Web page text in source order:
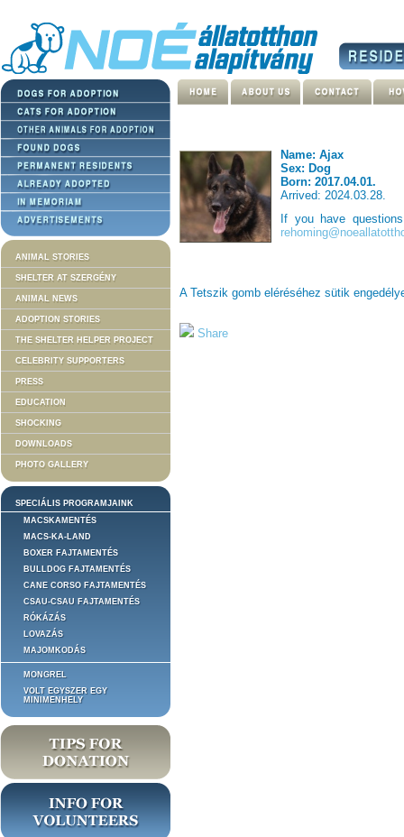
ANIMAL STORIES
SHELTER AT SZERGÉNY
ANIMAL NEWS
ADOPTION STORIES
THE SHELTER HELPER PROJECT
CELEBRITY SUPPORTERS
PRESS
EDUCATION
SHOCKING
DOWNLOADS
PHOTO GALLERY
SPECIÁLIS PROGRAMJAINK
MACSKAMENTÉS
MACS-KA-LAND
BOXER FAJTAMENTÉS
BULLDOG FAJTAMENTÉS
CANE CORSO FAJTAMENTÉS
CSAU-CSAU FAJTAMENTÉS
RÓKÁZÁS
LOVAZÁS
MAJOMKODÁS
MONGREL
VOLT EGYSZER EGY
MINIMENHELY
Name: Ajax
Sex: Dog
Born: 2017.04.01.
Arrived: 2024.03.28.
If you have
A Tetszik gomb eléréséhez sütik
Share